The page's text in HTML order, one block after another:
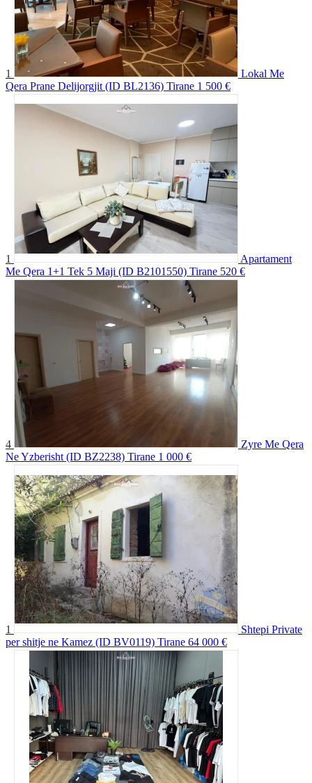
1
Lokal Me
Qera Prane Delijorgjit (ID BL2136) Tirane 1 500 €
1
Apartament
Me Qera 1+1 Tek 5 Maji (ID B2101550) Tirane 520 €
4
Zyre Me Qera
Ne Yzberisht (ID BZ2238) Tirane 1 000 €
1
Shtepi Private
per shitje ne Kamez (ID BV0119) Tirane 64 000 €